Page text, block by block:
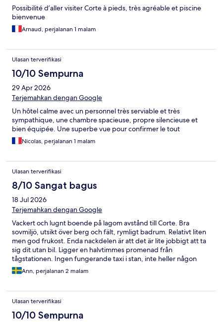
Possibilité d’aller visiter Corte à pieds, très agréable et piscine
bienvenue
Arnaud, perjalanan 1 malam
Ulasan terverifikasi
10/10 Sempurna
29 Apr 2026
Terjemahkan dengan Google
Un hôtel calme avec un personnel très serviable et très
sympathique, une chambre spacieuse, propre silencieuse et
bien équipée. Une superbe vue pour confirmer le tout
Nicolas, perjalanan 1 malam
Ulasan terverifikasi
8/10 Sangat bagus
18 Jul 2026
Terjemahkan dengan Google
Vackert och lugnt boende på lagom avstånd till Corte. Bra
sovmiljö, utsikt över berg och fält, rymligt badrum. Relativt liten
men god frukost. Enda nackdelen är att det är lite jobbigt att ta
sig dit utan bil. Ligger en halvtimmes promenad från
tågstationen. Ingen fungerande taxi i stan, inte heller någon
buss.Ann, perjalanan 2 malam
Ulasan terverifikasi
10/10 Sempurna